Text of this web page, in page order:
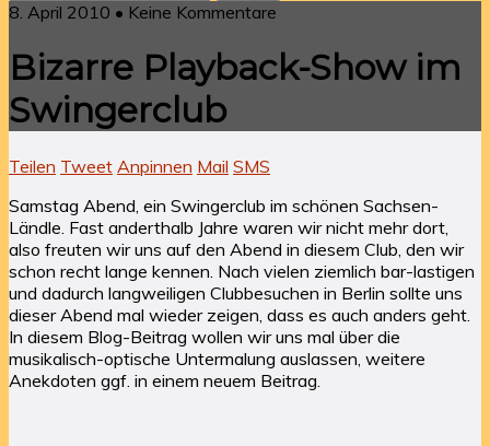
8. April 2010 • Keine Kommentare
Bizarre Playback-Show im
Swingerclub
Teilen Tweet Anpinnen Mail SMS
Samstag Abend, ein Swingerclub im schönen Sachsen-
Ländle. Fast anderthalb Jahre waren wir nicht mehr dort,
also freuten wir uns auf den Abend in diesem Club, den wir
schon recht lange kennen. Nach vielen ziemlich bar-lastigen
und dadurch langweiligen Clubbesuchen in Berlin sollte uns
dieser Abend mal wieder zeigen, dass es auch anders geht.
In diesem Blog-Beitrag wollen wir uns mal über die
musikalisch-optische Untermalung auslassen, weitere
Anekdoten ggf. in einem neuem Beitrag.